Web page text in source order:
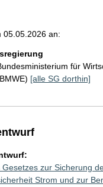
05.05.2026 an:
für
[alle SG dorthin]
Gesetzes zur Sicherung
Strom und zur